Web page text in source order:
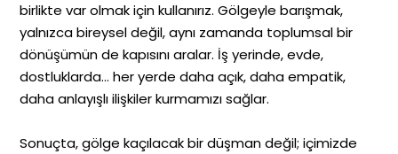
birlikte var olmak için kullanırız. Gölgeyle barışmak,
yalnızca bireysel değil, aynı zamanda toplumsal bir
dönüşümün de kapısını aralar. İş yerinde, evde,
dostluklarda… her yerde daha açık, daha empatik,
daha anlayışlı ilişkiler kurmamızı sağlar.
Sonuçta, gölge kaçılacak bir düşman değil; içimizde